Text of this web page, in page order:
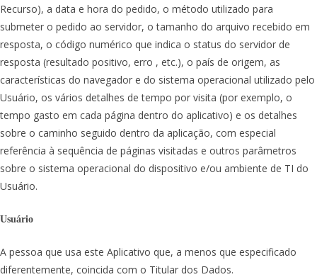
Recurso), a data e hora do pedido, o método utilizado para
submeter o pedido ao servidor, o tamanho do arquivo recebido em
resposta, o código numérico que indica o status do servidor de
resposta (resultado positivo, erro , etc.), o país de origem, as
características do navegador e do sistema operacional utilizado pelo
Usuário, os vários detalhes de tempo por visita (por exemplo, o
tempo gasto em cada página dentro do aplicativo) e os detalhes
sobre o caminho seguido dentro da aplicação, com especial
referência à sequência de páginas visitadas e outros parâmetros
sobre o sistema operacional do dispositivo e/ou ambiente de TI do
Usuário.
Usuário
A pessoa que usa este Aplicativo que, a menos que especificado
diferentemente, coincida com o Titular dos Dados.